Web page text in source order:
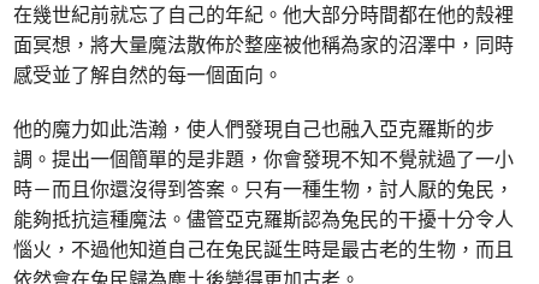
在幾世紀前就忘了自己的年紀。他大部分時間都在他的殼裡
面冥想，將大量魔法散佈於整座被他稱為家的沼澤中，同時
感受並了解自然的每一個面向。
他的魔力如此浩瀚，使人們發現自己也融入亞克羅斯的步
調。提出一個簡單的是非題，你會發現不知不覺就過了一小
時－而且你還沒得到答案。只有一種生物，討人厭的兔民，
能夠抵抗這種魔法。儘管亞克羅斯認為兔民的干擾十分令人
惱火，不過他知道自己在兔民誕生時是最古老的生物，而且